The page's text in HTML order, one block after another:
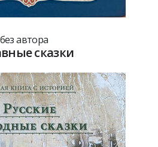
без автора
сказки